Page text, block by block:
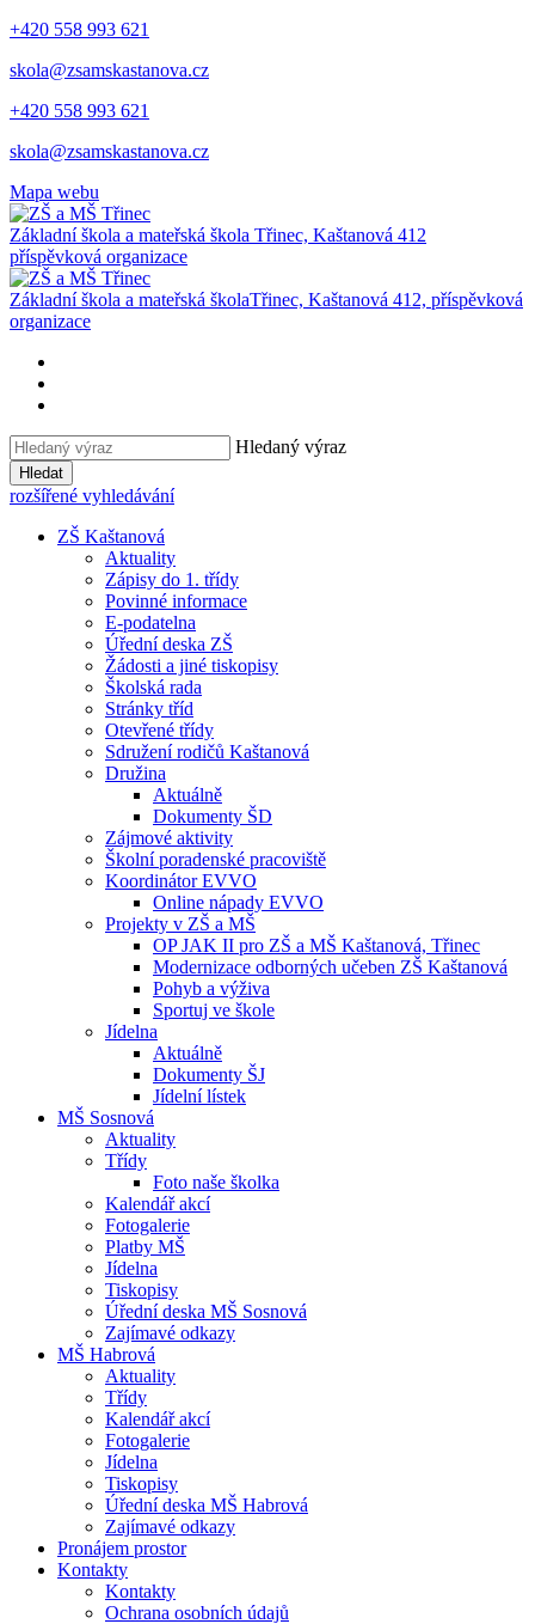
+420 558 993 621
skola@zsamskastanova.cz
+420 558 993 621
skola@zsamskastanova.cz
Mapa webu
Základní škola a mateřská škola Třinec, Kaštanová 412
příspěvková organizace
Základní škola a mateřská školaTřinec, Kaštanová 412, příspěvková
organizace
Hledaný výraz
Hledat
rozšířené vyhledávání
ZŠ Kaštanová
Aktuality
Zápisy do 1. třídy
Povinné informace
E-podatelna
Úřední deska ZŠ
Žádosti a jiné tiskopisy
Školská rada
Stránky tříd
Otevřené třídy
Sdružení rodičů Kaštanová
Družina
Aktuálně
Dokumenty ŠD
Zájmové aktivity
Školní poradenské pracoviště
Koordinátor EVVO
Online nápady EVVO
Projekty v ZŠ a MŠ
OP JAK II pro ZŠ a MŠ Kaštanová, Třinec
Modernizace odborných učeben ZŠ Kaštanová
Pohyb a výživa
Sportuj ve škole
Jídelna
Aktuálně
Dokumenty ŠJ
Jídelní lístek
MŠ Sosnová
Aktuality
Třídy
Foto naše školka
Kalendář akcí
Fotogalerie
Platby MŠ
Jídelna
Tiskopisy
Úřední deska MŠ Sosnová
Zajímavé odkazy
MŠ Habrová
Aktuality
Třídy
Kalendář akcí
Fotogalerie
Jídelna
Tiskopisy
Úřední deska MŠ Habrová
Zajímavé odkazy
Pronájem prostor
Kontakty
Kontakty
Ochrana osobních údajů